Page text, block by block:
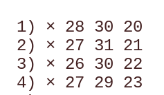
1) × 28 30
2) × 27 31
3) × 26 30
4) × 27 29